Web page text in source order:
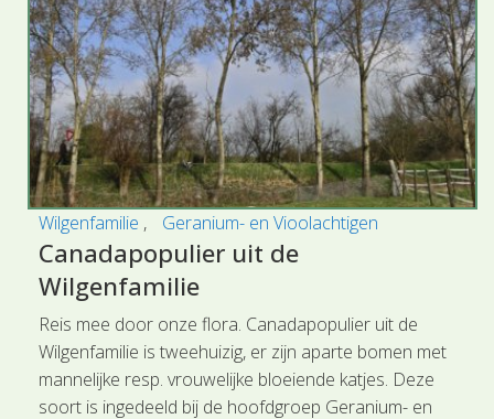
Wilgenfamilie Geranium- en Vioolachtigen
Canadapopulier uit de
Wilgenfamilie
Reis mee door onze flora. Canadapopulier uit de
Wilgenfamilie is tweehuizig, er zijn aparte bomen met
mannelijke resp. vrouwelijke bloeiende katjes. Deze
soort is ingedeeld bij de hoofdgroep Geranium- en